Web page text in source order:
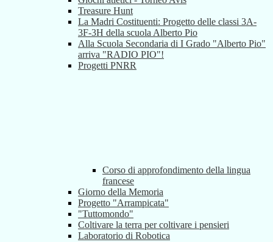
Treasure Hunt
La Madri Costituenti: Progetto delle classi 3A-
3F-3H della scuola Alberto Pio
Alla Scuola Secondaria di I Grado "Alberto Pio"
arriva "RADIO PIO"!
Progetti PNRR
Corso di approfondimento della lingua
francese
Giorno della Memoria
Progetto "Arrampicata"
"Tuttomondo"
Coltivare la terra per coltivare i pensieri
Laboratorio di Robotica